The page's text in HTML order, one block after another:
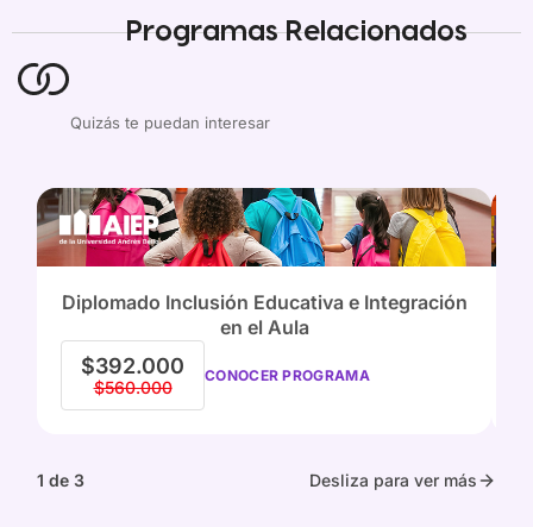
Programas Relacionados
Quizás te puedan interesar
Diplomado Inclusión Educativa e Integración
en el Aula
$392.000
$560.000
CONOCER PROGRAMA
1 de 3 Desliza para ver más